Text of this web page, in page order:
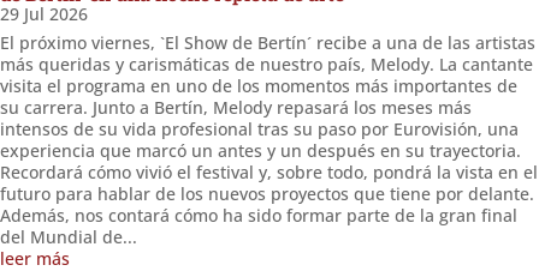
29 Jul 2026
El próximo viernes, `El Show de Bertín´ recibe a una de las artistas
más queridas y carismáticas de nuestro país, Melody. La cantante
visita el programa en uno de los momentos más importantes de
su carrera. Junto a Bertín, Melody repasará los meses más
intensos de su vida profesional tras su paso por Eurovisión, una
experiencia que marcó un antes y un después en su trayectoria.
Recordará cómo vivió el festival y, sobre todo, pondrá la vista en el
futuro para hablar de los nuevos proyectos que tiene por delante.
Además, nos contará cómo ha sido formar parte de la gran final
del Mundial de...
leer más